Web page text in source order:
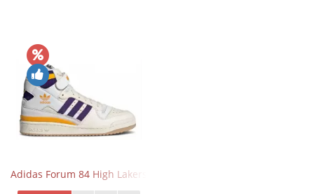
Adidas Forum 84 High Lakers